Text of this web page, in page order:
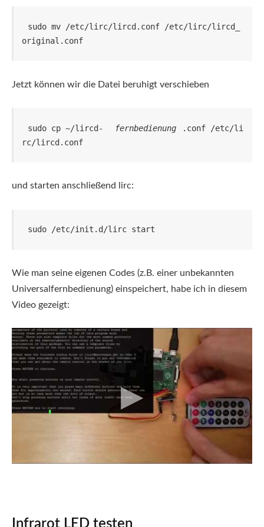
sudo mv /etc/lirc/lircd.conf /etc/lirc/lircd_
original.conf
Jetzt können wir die Datei beruhigt verschieben
sudo cp ~/lircd- fernbedienung
.conf /etc/li
rc/lircd.conf
und starten anschließend lirc:
sudo /etc/init.d/lirc start
Wie man seine eigenen Codes (z.B. einer unbekannten
Universalfernbedienung) einspeichert, habe ich in diesem
Video gezeigt:
Infrarot LED testen